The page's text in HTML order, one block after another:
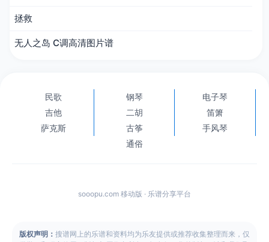
拯救
无人之岛 C调高清图片谱
民歌 钢琴
电子琴
吉他
二胡
笛箫
萨克斯
古筝
手风琴
通俗
sooopu.com 移动版 · 乐谱分享平台
版权声明： 搜谱网上的乐谱和资料均为乐友提供或推荐收集整理而来，仅